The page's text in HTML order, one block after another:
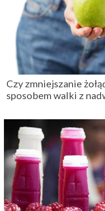
Czy zmniejszanie
sposobem walki z